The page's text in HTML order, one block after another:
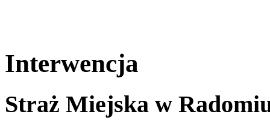
Interwencja
Straż Miejska w